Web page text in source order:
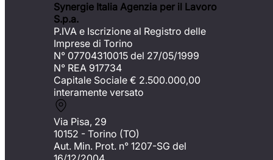
Synergie Italia Agenzia per il Lavoro
S.p.a.
P.IVA e Iscrizione al Registro delle
Imprese di Torino
N° 07704310015 del 27/05/1999
N° REA 917734
Capitale Sociale € 2.500.000,00
interamente versato
Via Pisa, 29
10152 - Torino (TO)
Aut. Min. Prot. n° 1207-SG del